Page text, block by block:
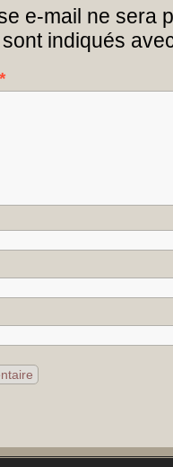
e-mail ne sera
indiqués
*